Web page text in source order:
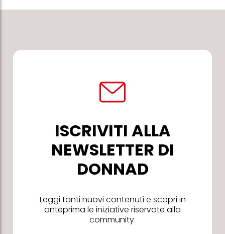
ISCRIVITI ALLA
NEWSLETTER DI
DONNAD
Leggi tanti nuovi contenuti e scopri in
anteprima le iniziative riservate alla
community.